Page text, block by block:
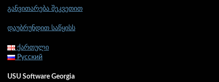
განვითარება შეკვეთით
დაუბრუნდით საწყისს
ქართული
Русский
USU Software Georgia